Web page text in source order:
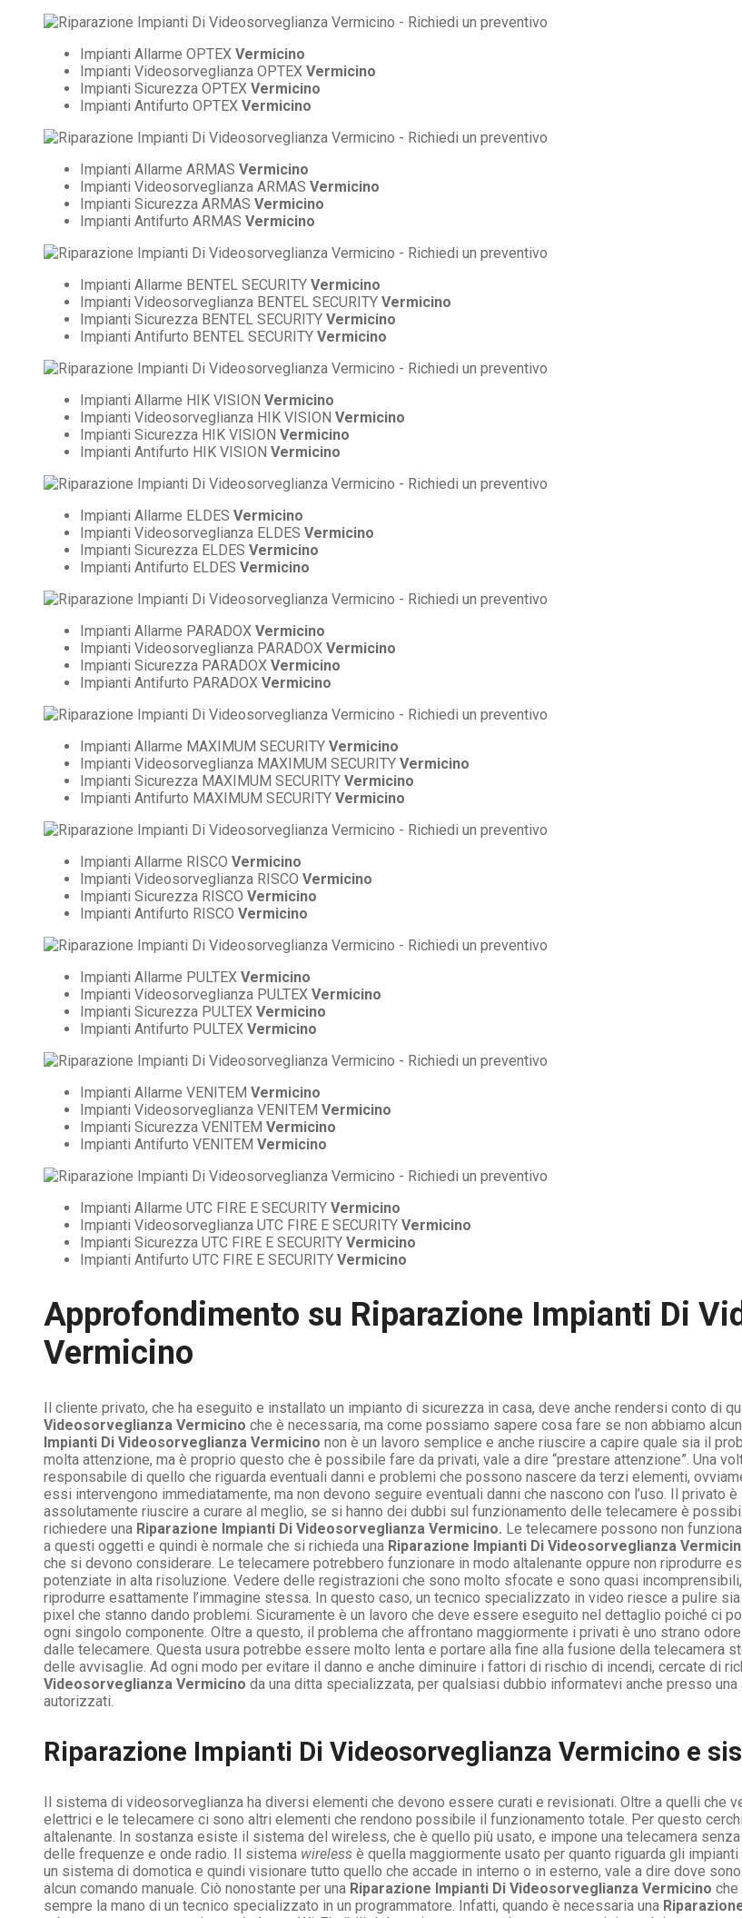
Impianti Allarme OPTEX Vermicino
Impianti Videosorveglianza OPTEX Vermicino
Impianti Sicurezza OPTEX Vermicino
Impianti Antifurto OPTEX Vermicino
Impianti Allarme ARMAS Vermicino
Impianti Videosorveglianza ARMAS Vermicino
Impianti Sicurezza ARMAS Vermicino
Impianti Antifurto ARMAS Vermicino
Impianti Allarme BENTEL SECURITY Vermicino
Impianti Videosorveglianza BENTEL SECURITY Vermicino
Impianti Sicurezza BENTEL SECURITY Vermicino
Impianti Antifurto BENTEL SECURITY Vermicino
Impianti Allarme HIK VISION Vermicino
Impianti Videosorveglianza HIK VISION Vermicino
Impianti Sicurezza HIK VISION Vermicino
Impianti Antifurto HIK VISION Vermicino
Impianti Allarme ELDES Vermicino
Impianti Videosorveglianza ELDES Vermicino
Impianti Sicurezza ELDES Vermicino
Impianti Antifurto ELDES Vermicino
Impianti Allarme PARADOX Vermicino
Impianti Videosorveglianza PARADOX Vermicino
Impianti Sicurezza PARADOX Vermicino
Impianti Antifurto PARADOX Vermicino
Impianti Allarme MAXIMUM SECURITY Vermicino
Impianti Videosorveglianza MAXIMUM SECURITY Vermicino
Impianti Sicurezza MAXIMUM SECURITY Vermicino
Impianti Antifurto MAXIMUM SECURITY Vermicino
Impianti Allarme RISCO Vermicino
Impianti Videosorveglianza RISCO Vermicino
Impianti Sicurezza RISCO Vermicino
Impianti Antifurto RISCO Vermicino
Impianti Allarme PULTEX Vermicino
Impianti Videosorveglianza PULTEX Vermicino
Impianti Sicurezza PULTEX Vermicino
Impianti Antifurto PULTEX Vermicino
Impianti Allarme VENITEM Vermicino
Impianti Videosorveglianza VENITEM Vermicino
Impianti Sicurezza VENITEM Vermicino
Impianti Antifurto VENITEM Vermicino
Impianti Allarme UTC FIRE E SECURITY Vermicino
Impianti Videosorveglianza UTC FIRE E SECURITY Vermicino
Impianti Sicurezza UTC FIRE E SECURITY Vermicino
Impianti Antifurto UTC FIRE E SECURITY Vermicino
Approfondimento su Riparazione Impianti Di
Vermicino
Il cliente privato, che ha eseguito e installato un impianto di sicurezza in casa, deve anche rendersi conto di
Videosorveglianza Vermicino che è necessaria, ma come possiamo sapere cosa fare se non abbiamo
Impianti Di Videosorveglianza Vermicino non è un lavoro semplice e anche riuscire a capire quale sia il
molta attenzione, ma è proprio questo che è possibile fare da privati, vale a dire “prestare attenzione”. Una
responsabile di quello che riguarda eventuali danni e problemi che possono nascere da terzi elementi,
essi intervengono immediatamente, ma non devono seguire eventuali danni che nascono con l’uso. Il
assolutamente riuscire a curare al meglio, se si hanno dei dubbi sul funzionamento delle telecamere è
richiedere una Riparazione Impianti Di Videosorveglianza Vermicino. Le telecamere possono non
a questi oggetti e quindi è normale che si richieda una Riparazione Impianti Di Videosorveglianza
che si devono considerare. Le telecamere potrebbero funzionare in modo altalenante oppure non riprodurre
potenziate in alta risoluzione. Vedere delle registrazioni che sono molto sfocate e sono quasi
riprodurre esattamente l’immagine stessa. In questo caso, un tecnico specializzato in video riesce a pulire
pixel che stanno dando problemi. Sicuramente è un lavoro che deve essere eseguito nel dettaglio poiché ci
ogni singolo componente. Oltre a questo, il problema che affrontano maggiormente i privati è uno strano
dalle telecamere. Questa usura potrebbe essere molto lenta e portare alla fine alla fusione della telecamera
delle avvisaglie. Ad ogni modo per evitare il danno e anche diminuire i fattori di rischio di incendi, cercate di
Videosorveglianza Vermicino da una ditta specializzata, per qualsiasi dubbio informatevi anche presso
autorizzati.
Riparazione Impianti Di Videosorveglianza Vermicino e
Il sistema di videosorveglianza ha diversi elementi che devono essere curati e revisionati. Oltre a quelli che
elettrici e le telecamere ci sono altri elementi che rendono possibile il funzionamento totale. Per questo
altalenante. In sostanza esiste il sistema del wireless, che è quello più usato, e impone una telecamera
delle frequenze e onde radio. Il sistema wireless è quella maggiormente usato per quanto riguarda gli
un sistema di domotica e quindi visionare tutto quello che accade in interno o in esterno, vale a dire dove
alcun comando manuale. Ciò nonostante per una Riparazione Impianti Di Videosorveglianza Vermicino
sempre la mano di un tecnico specializzato in un programmatore. Infatti, quando è necessaria una